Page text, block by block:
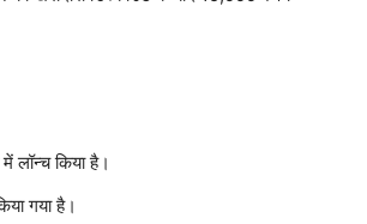
किया है।
गया है।